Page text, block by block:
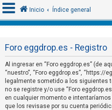
I
d
e
n
t
Inicio Índice general
Foro eggdrop.es - Registro
Al ingresar en “Foro eggdrop.es” (de
“nuestro”, “Foro eggdrop.es”,
legalmente sometido a los siguientes
no se registre y/o use “Foro
en cualquier momento e
que los revisase por su cuenta